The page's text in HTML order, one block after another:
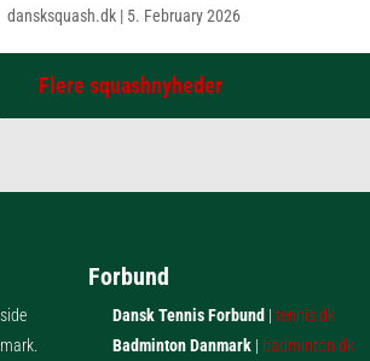
dansksquash.dk| 5. February 2026
Flere squashnyheder
Forbund
Dansk Tennis Forbund |tennis.dk
Badminton Danmark | badminton.dk